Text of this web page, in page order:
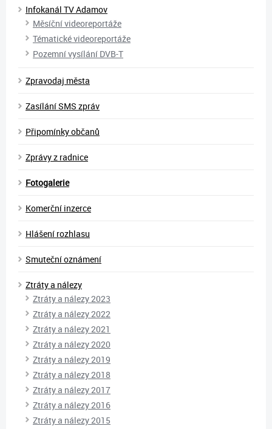
Infokanál TV Adamov
Měsíční videoreportáže
Tématické videoreportáže
Pozemní vysílání DVB-T
Zpravodaj města
Zasílání SMS zpráv
Připomínky občanů
Zprávy z radnice
Fotogalerie
Komerční inzerce
Hlášení rozhlasu
Smuteční oznámení
Ztráty a nálezy
Ztráty a nálezy 2023
Ztráty a nálezy 2022
Ztráty a nálezy 2021
Ztráty a nálezy 2020
Ztráty a nálezy 2019
Ztráty a nálezy 2018
Ztráty a nálezy 2017
Ztráty a nálezy 2016
Ztráty a nálezy 2015